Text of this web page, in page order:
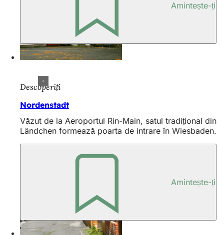
Amintește-ți
Descoperiți
Nordenstadt
Văzut de la Aeroportul Rin-Main, satul tradițional din
Ländchen formează poarta de intrare în Wiesbaden.
Amintește-ți